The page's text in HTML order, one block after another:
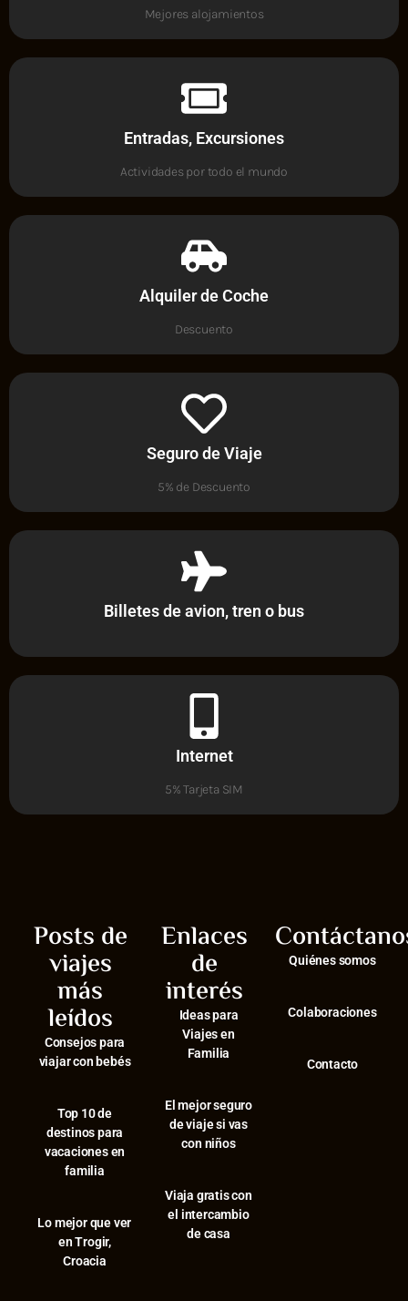
Mejores alojamientos
Entradas, Excursiones
Actividades por todo el mundo
Alquiler de Coche
Descuento
Seguro de Viaje
5% de Descuento
Billetes de avion, tren o bus
Internet
5% Tarjeta SIM
Posts de
viajes
más
leídos
Consejos para
viajar con bebés
⁠Top 10 de
destinos para
vacaciones en
familia
⁠Lo mejor que ver
en Trogir,
Croacia
Enlaces
de
interés
Ideas para
Viajes en
Familia
El mejor seguro
de viaje si vas
con niños
Viaja gratis con
el intercambio
de casa
Quiénes somos
Colaboraciones
Contacto